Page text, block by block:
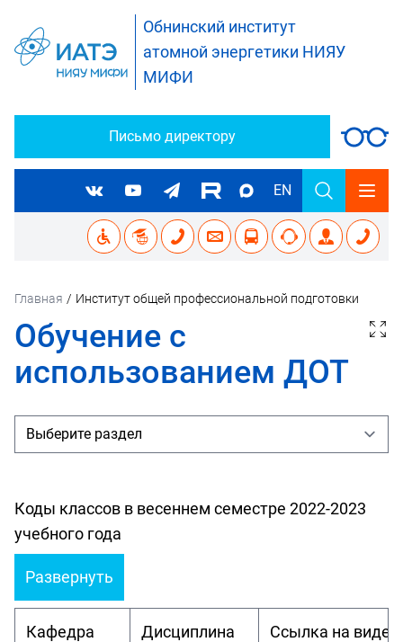
Обнинский институт
атомной энергетики НИЯУ
МИФИ
Письмо директору
EN
Главная / Институт общей профессиональной подготовки
Обучение с
использованием ДОТ
Коды классов в весеннем семестре 2022-2023
учебного года
Развернуть
Кафедра Дисциплина Ссылка на видео